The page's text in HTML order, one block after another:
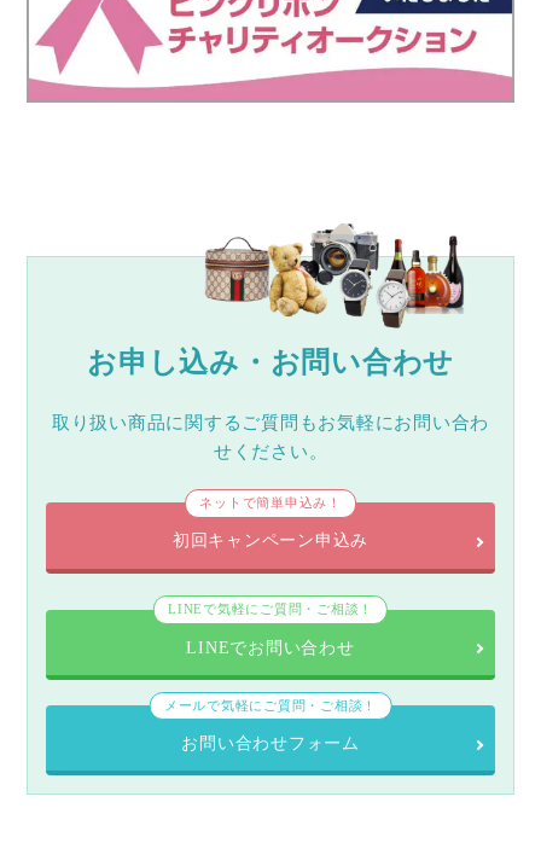
お申し込み・お問い合わせ
取り扱い商品に関するご質問もお気軽にお問い合わ
せください。
ネットで簡単申込み！
初回キャンペーン申込み
LINEで気軽にご質問・ご相談！
LINEでお問い合わせ
メールで気軽にご質問・ご相談！
お問い合わせフォーム